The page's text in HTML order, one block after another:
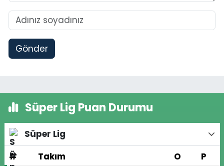
Gönder
Süper Lig Puan Durumu
Süper Lig
#
Takım O P